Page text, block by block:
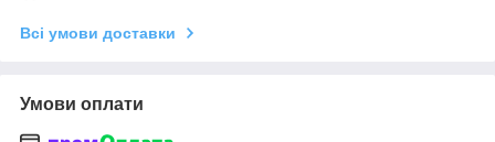
Всі умови доставки
Умови оплати